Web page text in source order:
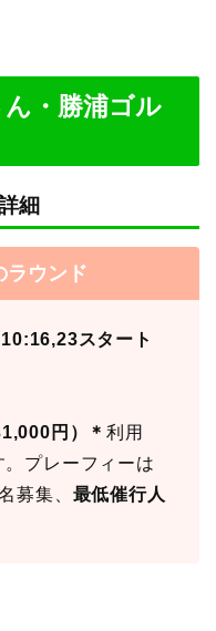
・勝浦ゴル
細
ラウンド
スタート
円）＊利用
プレーフィーは
募集、 最低催行人